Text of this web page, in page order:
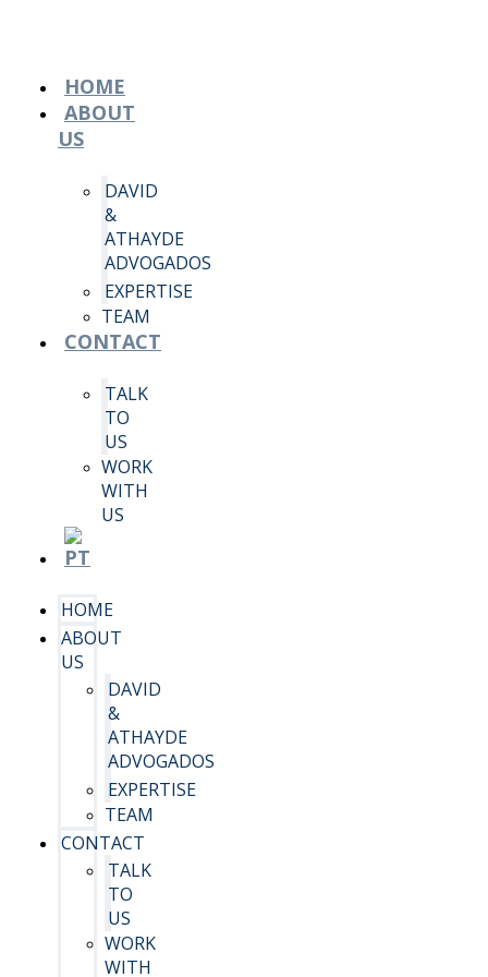
HOME
ABOUT
US
DAVID
&
ATHAYDE
ADVOGADOS
EXPERTISE
TEAM
CONTACT
TALK
TO
US
WORK
WITH
US
HOME
ABOUT
US
DAVID
&
ATHAYDE
ADVOGADOS
EXPERTISE
TEAM
CONTACT
TALK
TO
US
WORK
WITH